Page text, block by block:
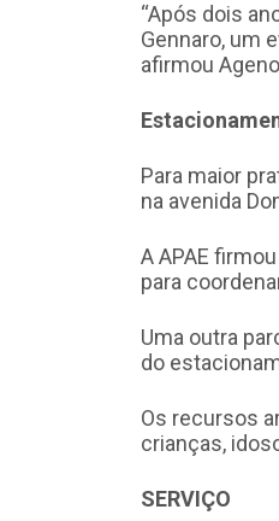
“Após dois
Gennaro, um
afirmou
Para maior
na avenida
A APAE
para
Uma outra
do
Os recursos
crianças,
SERVIÇO